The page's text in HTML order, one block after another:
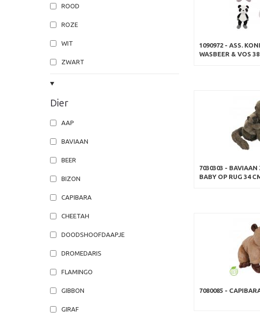
ROOD
ROZE
WIT
ZWART
Dier
AAP
BAVIAAN
BEER
BIZON
CAPIBARA
CHEETAH
DOODSHOOFDAAPJE
DROMEDARIS
FLAMINGO
GIBBON
GIRAF
1090972 - ASS.
WASBEER & VOS
7030303 -
BABY OP RUG 34
7080085 -